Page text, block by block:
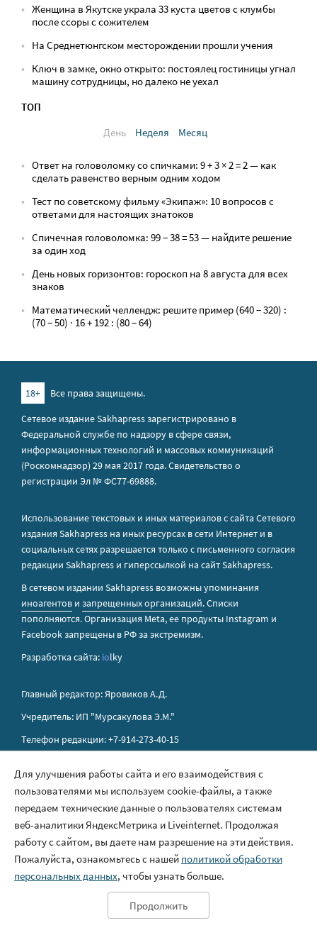
Женщина в Якутске украла 33 куста цветов с клумбы
после ссоры с сожителем
На Среднетюнгском месторождении прошли учения
Ключ в замке, окно открыто: постоялец гостиницы угнал
машину сотрудницы, но далеко не уехал
ТОП
День
Неделя Месяц
Ответ на головоломку со спичками: 9 + 3 × 2 = 2 — как
сделать равенство верным одним ходом
Тест по советскому фильму «Экипаж»: 10 вопросов с
ответами для настоящих знатоков
Спичечная головоломка: 99 − 38 = 53 — найдите решение
за один ход
День новых горизонтов: гороскоп на 8 августа для всех
знаков
Математический челлендж: решите пример (640 − 320) :
(70 − 50) · 16 + 192 : (80 − 64)
18+
Все права защищены.
Сетевое издание Sakhapress зарегистрировано в
Федеральной службе по надзору в сфере связи,
информационных технологий и массовых коммуникаций
(Роскомнадзор) 29 мая 2017 года. Свидетельство о
регистрации Эл № ФС77-69888.
Использование текстовых и иных материалов с сайта Сетевого
издания Sakhapress на иных ресурсах в сети Интернет и в
социальных сетях разрешается только с письменного согласия
редакции Sakhapress и гиперссылкой на сайт Sakhapress.
В сетевом издании Sakhapress возможны упоминания
иноагентов и запрещенных организаций. Списки
пополняются. Организация Metа, ее продукты Instagram и
Facebook запрещены в РФ за экстремизм.
Разработка сайта: iolky
Главный редактор: Яровиков А.Д.
Учредитель: ИП "Мурсакулова Э.М."
Телефон редакции: +7-914-273-40-15
Правила сайта
Политика обработки персональных данных
Размещение рекламы
Контакты
Для улучшения работы сайта и его взаимодействия с
пользователями мы используем cookie-файлы, а также
передаем технические данные о пользователях системам
веб-аналитики ЯндексМетрика и Liveinternet. Продолжая
работу с сайтом, вы даете нам разрешение на эти действия.
Пожалуйста, ознакомьтесь с нашей политикой обработки
персональных данных, чтобы узнать больше.
Продолжить